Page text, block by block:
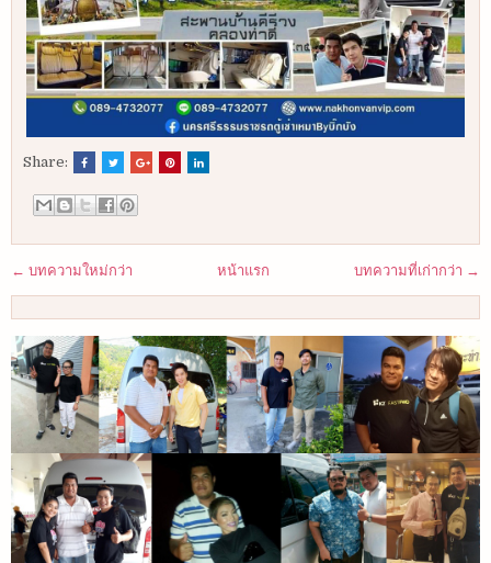
Share:
← บทความใหม่กว่า บทความที่เก่ากว่า →
หน้าแรก